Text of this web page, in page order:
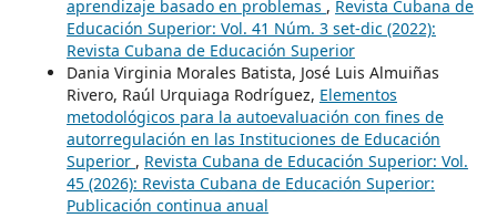
aprendizaje basado en problemas , Revista Cubana de
Educación Superior: Vol. 41 Núm. 3 set-dic (2022):
Revista Cubana de Educación Superior
Dania Virginia Morales Batista, José Luis Almuiñas
Rivero, Raúl Urquiaga Rodríguez, Elementos
metodológicos para la autoevaluación con fines de
autorregulación en las Instituciones de Educación
Superior , Revista Cubana de Educación Superior: Vol.
45 (2026): Revista Cubana de Educación Superior:
Publicación continua anual